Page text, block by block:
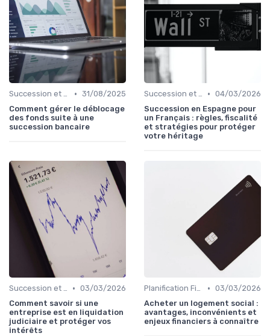
Succession et Transmission de Patrimoine • 31/08/2025
Comment gérer le déblocage
des fonds suite à une
succession bancaire
Succession et Transmission de Patrimoine • 04/03/2026
Succession en Espagne pour
un Français : règles, fiscalité
et stratégies pour protéger
votre héritage
Succession et Transmission de Patrimoine • 03/03/2026
Comment savoir si une
entreprise est en liquidation
judiciaire et protéger vos
intérêts
Planification Financière Personnelle • 03/03/2026
Acheter un logement social :
avantages, inconvénients et
enjeux financiers à connaître